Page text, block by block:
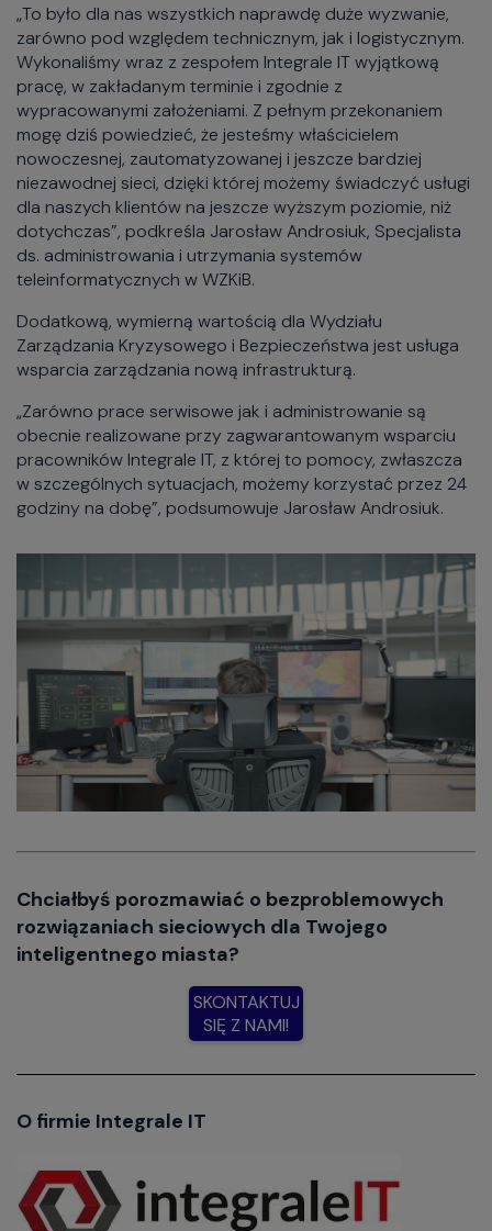
„To było dla nas wszystkich naprawdę duże wyzwanie,
zarówno pod względem technicznym, jak i logistycznym.
Wykonaliśmy wraz z zespołem Integrale IT wyjątkową
pracę, w zakładanym terminie i zgodnie z
wypracowanymi założeniami. Z pełnym przekonaniem
mogę dziś powiedzieć, że jesteśmy właścicielem
nowoczesnej, zautomatyzowanej i jeszcze bardziej
niezawodnej sieci, dzięki której możemy świadczyć usługi
dla naszych klientów na jeszcze wyższym poziomie, niż
dotychczas”, podkreśla Jarosław Androsiuk, Specjalista
ds. administrowania i utrzymania systemów
teleinformatycznych w WZKiB.
Dodatkową, wymierną wartością dla Wydziału
Zarządzania Kryzysowego i Bezpieczeństwa jest usługa
wsparcia zarządzania nową infrastrukturą.
„Zarówno prace serwisowe jak i administrowanie są
obecnie realizowane przy zagwarantowanym wsparciu
pracowników Integrale IT, z której to pomocy, zwłaszcza
w szczególnych sytuacjach, możemy korzystać przez 24
godziny na dobę”, podsumowuje Jarosław Androsiuk.
Chciałbyś porozmawiać o bezproblemowych
rozwiązaniach sieciowych dla Twojego
inteligentnego miasta?
SKONTAKTUJ
SIĘ Z NAMI!
O firmie Integrale IT